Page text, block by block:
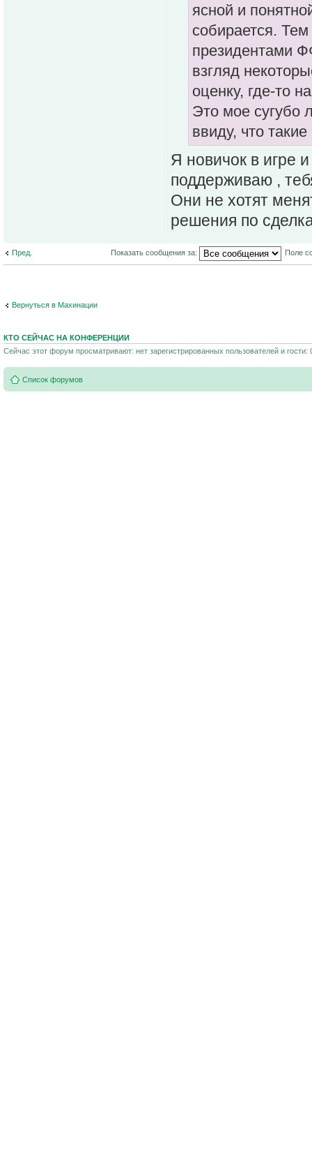
ясной и
собирается.
президентами
взгляд
оценку, где-то
Это мое сугубо
ввиду, что
Я новичок в игре
поддерживаю ,
Они не хотят
решения по
Пред. Показать сообщения за: Поле
Вернуться в Махинации
КТО СЕЙЧАС НА КОНФЕРЕНЦИИ
Сейчас этот форум просматривают: нет зарегистрированных пользователей и гости:
Список форумов